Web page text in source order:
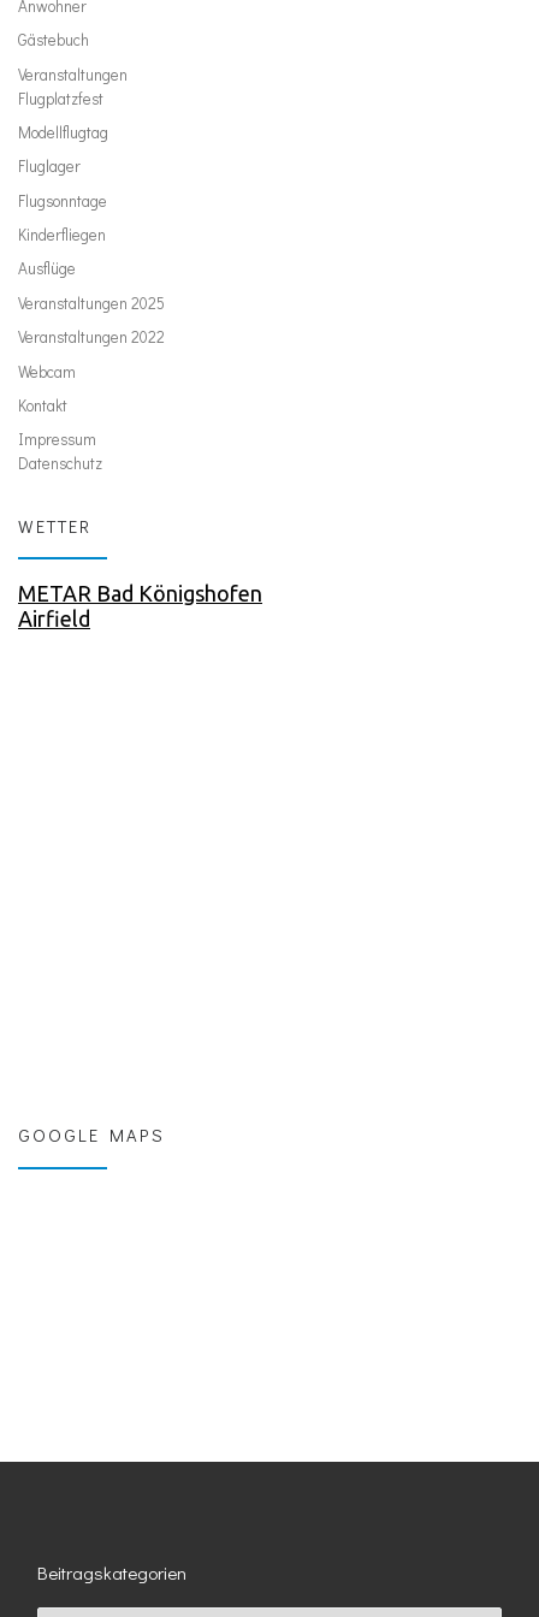
Anwohner
Gästebuch
Veranstaltungen
Flugplatzfest
Modellflugtag
Fluglager
Flugsonntage
Kinderfliegen
Ausflüge
Veranstaltungen 2025
Veranstaltungen 2022
Webcam
Kontakt
Impressum
Datenschutz
WETTER
METAR Bad Königshofen
Airfield
GOOGLE MAPS
Beitragskategorien